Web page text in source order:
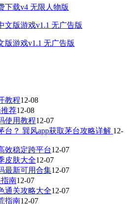
下载v4 无限人物版
版游戏v1.1 无广告版
教程12-08
荐12-08
使用教程12-07
台？ 巽风app获取茅台攻略详解 12-
效稳定跨平台12-07
皮肤大全12-07
最新可用合集12-07
南12-07
通关攻略大全12-07
指南12-07